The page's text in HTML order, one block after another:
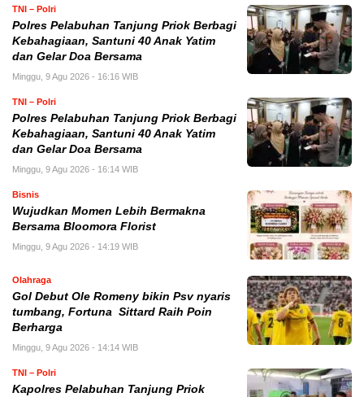
TNI – Polri
Polres Pelabuhan Tanjung Priok Berbagi
Kebahagiaan, Santuni 40 Anak Yatim
dan Gelar Doa Bersama
Minggu, 9 Agu 2026 - 16:16 WIB
TNI – Polri
Polres Pelabuhan Tanjung Priok Berbagi
Kebahagiaan, Santuni 40 Anak Yatim
dan Gelar Doa Bersama
Minggu, 9 Agu 2026 - 16:14 WIB
Bisnis
Wujudkan Momen Lebih Bermakna
Bersama Bloomora Florist
Minggu, 9 Agu 2026 - 14:19 WIB
Olahraga
Gol Debut Ole Romeny bikin Psv nyaris
tumbang, Fortuna Sittard Raih Poin
Berharga
Minggu, 9 Agu 2026 - 14:14 WIB
TNI – Polri
Kapolres Pelabuhan Tanjung Priok